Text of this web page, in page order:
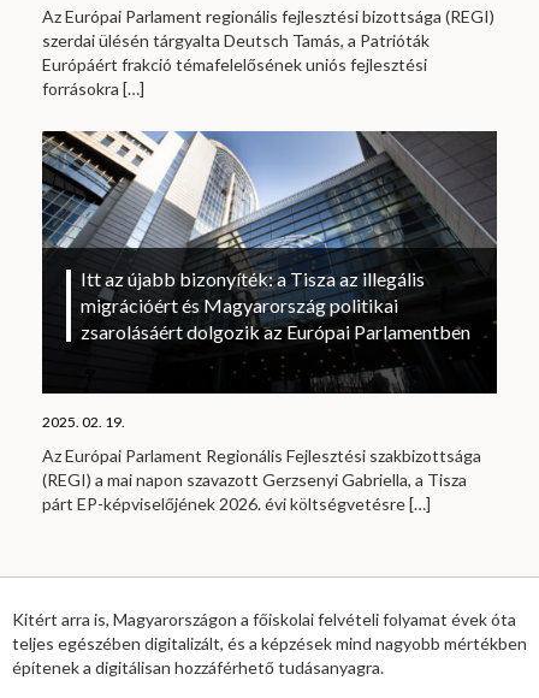
Az Európai Parlament regionális fejlesztési bizottsága (REGI)
szerdai ülésén tárgyalta Deutsch Tamás, a Patrióták
Európáért frakció témafelelősének uniós fejlesztési
forrásokra […]
Itt az újabb bizonyíték: a Tisza az illegális
migrációért és Magyarország politikai
zsarolásáért dolgozik az Európai Parlamentben
2025. 02. 19.
Az Európai Parlament Regionális Fejlesztési szakbizottsága
(REGI) a mai napon szavazott Gerzsenyi Gabriella, a Tisza
párt EP-képviselőjének 2026. évi költségvetésre[…]
Kitért arra is, Magyarországon a főiskolai felvételi folyamat évek óta
teljes egészében digitalizált, és a képzések mind nagyobb mértékben
építenek a digitálisan hozzáférhető tudásanyagra.